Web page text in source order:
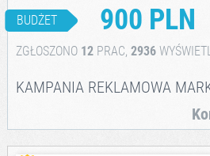
BUDŻET 900 PLN
ZGŁOSZONO 12PRAC, 2936
KAMPANIA REKLAMOWA